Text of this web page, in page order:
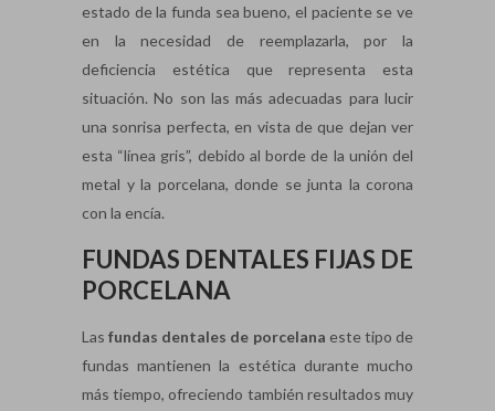
estado de la funda sea bueno, el paciente se ve
en la necesidad de reemplazarla, por la
deficiencia estética que representa esta
situación. No son las más adecuadas para lucir
una sonrisa perfecta, en vista de que dejan ver
esta “línea gris”, debido al borde de la unión del
metal y la porcelana, donde se junta la corona
con la encía.
FUNDAS DENTALES FIJAS DE
PORCELANA
Lasfundas dentales de porcelana este tipo de
fundas mantienen la estética durante mucho
más tiempo, ofreciendo también resultados muy